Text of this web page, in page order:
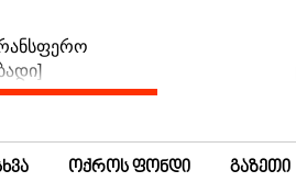
ოქროს ფონდი გაზეთი